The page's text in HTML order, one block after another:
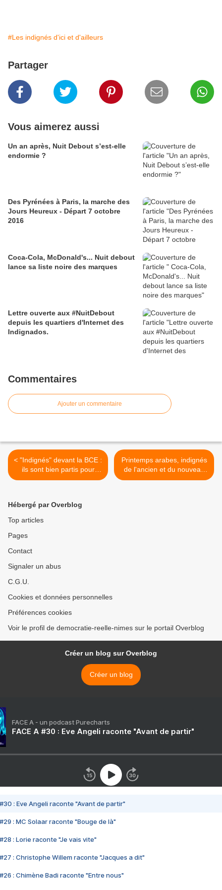
#Les indignés d'ici et d'ailleurs
Partager
Vous aimerez aussi
Un an après, Nuit Debout s’est-elle
endormie ?
Des Pyrénées à Paris, la marche des
Jours Heureux - Départ 7 octobre
2016
Coca-Cola, McDonald's... Nuit debout
lance sa liste noire des marques
Lettre ouverte aux #NuitDebout
depuis les quartiers d'Internet des
Indignados.
Commentaires
Ajouter un commentaire
< "Indignés" devant la BCE :
ils sont bien partis pour
rester !
Printemps arabes, indignés
de l'ancien et du nouveau
monde : quel est le
Hébergé par Overblog
Top articles
Pages
Contact
Signaler un abus
C.G.U.
Cookies et données personnelles
Préférences cookies
Voir le profil de democratie-reelle-nimes sur le portail Overblog
Créer un blog sur Overblog
Créer un blog
FACE A - un podcast Purecharts
FACE A #30 : Eve Angeli raconte "Avant de partir"
#30 : Eve Angeli raconte "Avant de partir"
#29 : MC Solaar raconte "Bouge de là"
#28 : Lorie raconte "Je vais vite"
#27 : Christophe Willem raconte "Jacques a dit"
#26 : Chimène Badi raconte "Entre nous"